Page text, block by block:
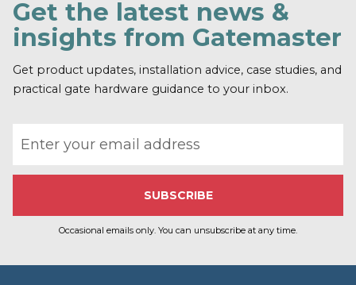
r
f
r
e
n
Get the latest news &
insights from Gatemaster
Get product updates, installation advice, case studies, and
practical gate hardware guidance to your inbox.
Occasional emails only. You can unsubscribe at any time.